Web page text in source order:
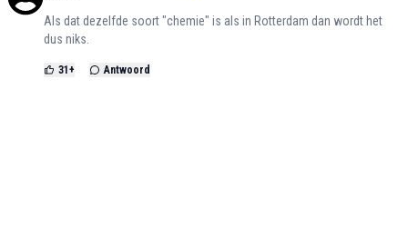
Als dat dezelfde soort "chemie" is als in Rotterdam dan wordt het
dus niks.
31 + Antwoord